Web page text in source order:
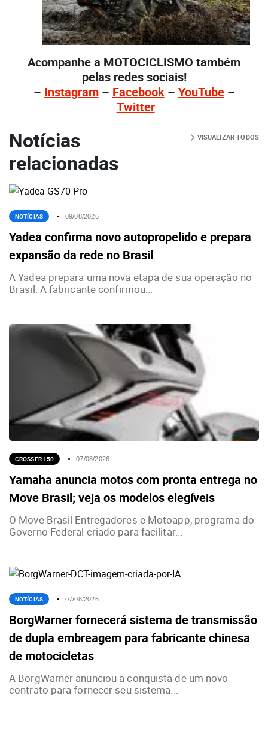
Acompanhe a MOTOCICLISMO também
pelas redes sociais!
– Instagram– Facebook– YouTube–
Twitter
Notícias
relacionadas
VISUALIZAR TODOS
NOTÍCIAS 09/08/2026
Yadea confirma novo autopropelido e prepara
expansão da rede no Brasil
A Yadea prepara uma nova etapa de sua operação no
Brasil. A fabricante confirmou...
CROSSER 150 07/08/2026
Yamaha anuncia motos com pronta entrega no
Move Brasil; veja os modelos elegíveis
O Move Brasil Entregadores e Motoapp, programa do
Governo Federal criado para facilitar...
NOTÍCIAS 07/08/2026
BorgWarner fornecerá sistema de transmissão
de dupla embreagem para fabricante chinesa
de motocicletas
A BorgWarner anunciou a conquista de um novo
contrato para fornecer seu sistema...